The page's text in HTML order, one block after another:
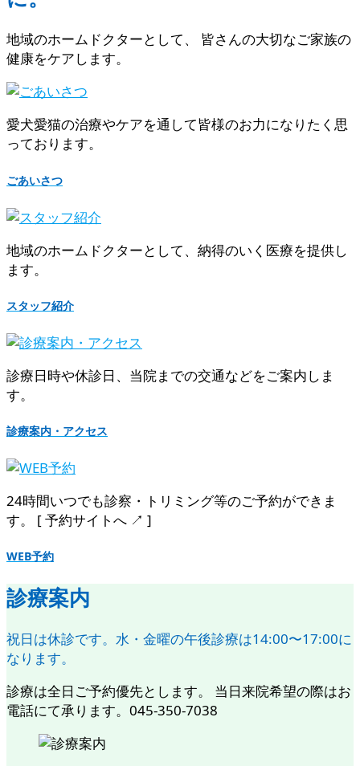
地域のホームドクターとして、 皆さんの大切なご家族の
健康をケアします。
愛犬愛猫の治療やケアを通して皆様のお力になりたく思
っております。
ごあいさつ
地域のホームドクターとして、納得のいく医療を提供し
ます。
スタッフ紹介
診療日時や休診日、当院までの交通などをご案内しま
す。
診療案内・アクセス
24時間いつでも診察・トリミング等のご予約ができま
す。 [ 予約サイトへ ↗︎ ]
WEB予約
診療案内
祝日は休診です。水・金曜の午後診療は14:00〜17:00に
なります。
診療は全日ご予約優先とします。 当日来院希望の際はお
電話にて承ります。045-350-7038